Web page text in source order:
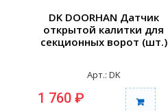
DK DOORHAN Датчик
открытой калитки для
секционных ворот (шт.)
Арт.: DK
1 760 ₽